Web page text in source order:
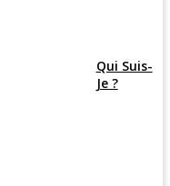
Qui Suis-
Je ?